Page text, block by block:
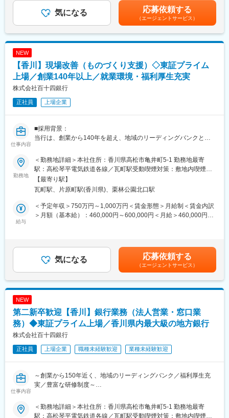
本部営業部門の中核を担うコンサルティング部において、経験や
知識を活かしてプロフェッショナル人材を目指せる環境です。
コンサルティング部は、外部出向経験者やキャリア採用者等の多
■業務詳細：
◇ 背景
国や地方公共団体はカーボンニュートラル社会の実現など政策実
きが複雑で中小企業等では活用が難しい状態です。
・自社が使える補助金や助成制度の情報の収集ができていない
・自社内に補助金の申請や、採択後の実施や報告など事務管理が
・総務・経理の人員が不足しており、補助金の事務作業に人員を
割くことができない
・行政の補助金利用や認証を受けることで自社のイメージアップ
を図りたい
◇ サポート内容
百十四銀行ではお客さまの経営課題の解決や、事業の成長に活用
新事業、ITツール、省エネ機器などの設備投資に活用できる事業
再構築補助金、ものづくり補助金等の情報を提供します。
な確認書を発行します。
申請を支援する補助金コンサル事業者(有償)や香川県よろず支援拠
点等の公的支援機関を紹介します。
＜補助金申請サポート：有償＞
事業再構築補助金、ものづくり補助金等の申請内容の相談や事業
変更の範囲：当行業務全般 （詳細は、面談・面接時にご確認くだ
目安の金額であり、選考を通じて上下する可能性があります。月
給(月額)は固定手当を含めた表記です。
気になる 応募依頼する
（エージェントサービス）
NEW
【香川】現場改善（ものづくり支援）◇東証プライム
上場／創業140年以上／就業環境・福利厚生充実
株式会社百十四銀行
正社員 上場企業
仕事内容
■採用背景：
当行は、創業から140年を超え、地域のリーディングバンクとし
す。
現在は、「長期ビジョン2030」で、総合コンサルティンググルー
プへの進化を掲げています。コンサルティング機能の強化と新事
業領域の探索により、課題解決能力の強化を図るため、キャリア
採用を積極的に実施しています。
■業務概要：
本部営業部門の中核を担うコンサルティング部において、経験や
知識を活かしてプロフェッショナル人材を目指せる環境です。
コンサルティング部は、外部出向経験者やキャリア採用者等の多
■業務詳細：
◇ 背景
製造業において安定した品質で効率的に生産を行うために、生産
る複雑なものづくりプロセス全体の改善が必要になってきていま
・ものづくり現場を強化したいが何をすればよいのか分からない
・自社の生産ラインが効率的か判断できない
・生産ラインでの不良品率を削減したい
・製品品質を向上させたい
勤務地
＜勤務地詳細＞本社住所：香川県高松市亀井町5-1 勤務地最寄
駅：高松琴平電気鉄道各線／瓦町駅受動喫煙対策：敷地内喫煙可
能場所あり変更の範囲：当行の定める本支店・本部、関連会社等
【最寄り駅】
瓦町駅、片原町駅(香川県)、栗林公園北口駅
給与
＜予定年収＞750万円～1,000万円＜賃金形態＞月給制＜賃金内訳
＞月額（基本給）：460,000円～600,000円＜月給＞460,000円～
目安の金額であり、選考を通じて上下する可能性があります。月
給(月額)は固定手当を含めた表記です。
気になる 応募依頼する
（エージェントサービス）
NEW
第二新卒歓迎【香川】銀行業務（法人営業・窓口業
務）◆東証プライム上場／香川県内最大級の地方銀行
株式会社百十四銀行
正社員 上場企業 職種未経験歓迎 業種未経験歓迎
仕事内容
～創業から150年近く、地域のリーディングバンク／福利厚生充
実／豊富な研修制度～
■業務概要：
創業から150年近く、地域のリーディングバンクとして地元の企
＜勤務地詳細＞本社住所：香川県高松市亀井町5-1 勤務地最寄
駅：高松琴平電気鉄道各線／瓦町駅受動喫煙対策：敷地内喫煙可